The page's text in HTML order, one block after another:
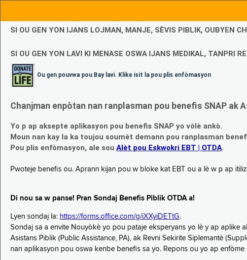
SI OU GEN YON IJANS LOJMAN, MANJE, SÈVIS PIBLIK, OUBYEN
SI OU GEN YON LAVI KI MENASE OSWA IJANS MEDIKAL, TANPRI
Ou gen pouvwa pou Bay lavi. Klike isit la pou plis enfòmasyon
Chanjman enpòtan nan ranplasman pou benefis SNAP
Yo p ap aksepte aplikasyon pou benefis SNAP yo vòlè ankò.
Moun nan kay la ka toujou soumèt demann pou ranplasman
Pou plis enfòmasyon, ale sou Alèt pou Eskwokri EBT | OTDA.
Pwoteje benefis ou. Aprann kijan pou w bloke kat EBT ou a lè w p ap
Di nou sa w panse! Pran Sondaj Benefis Piblik OTDA a!
Lyen sondaj la: https://forms.office.com/g/iXXyiDETtG.
Sondaj sa a envite Nouyòkè yo pou pataje eksperyans yo lè y ap aplike
Asistans Piblik (Public Assistance, PA), ak Revni Sekirite Siplemantè
nan aplikasyon pou oswa kenbe benefis sa yo. Repons ou yo ap